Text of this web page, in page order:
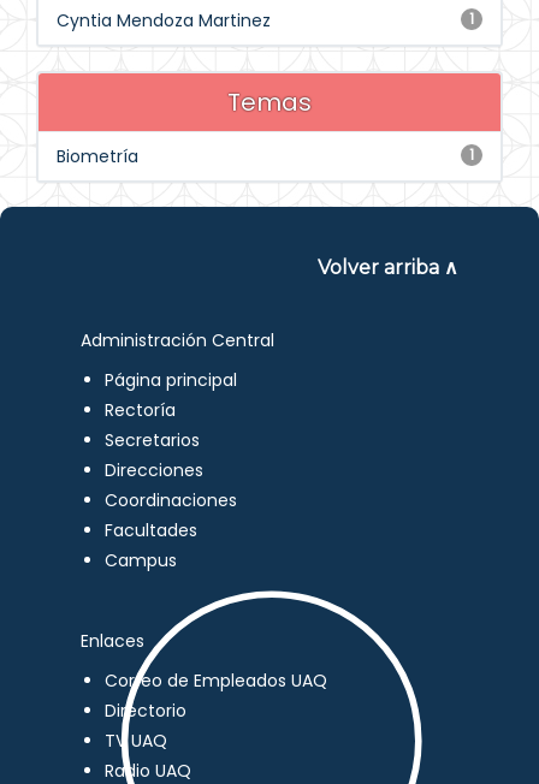
1
Cyntia Mendoza Martinez
Temas
1
Biometría
Volver arriba ∧
Administración Central
Página principal
Rectoría
Secretarios
Direcciones
Coordinaciones
Facultades
Campus
Enlaces
Correo de Empleados UAQ
Directorio
TV UAQ
Radio UAQ